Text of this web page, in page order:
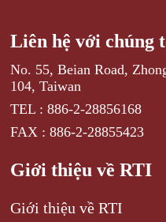
Liên hệ với chúng
No. 55, Beian Road,
104, Taiwan
TEL : 886-2-28856168
FAX : 886-2-28855423
Giới thiệu về RTI
Giới thiệu về RTI